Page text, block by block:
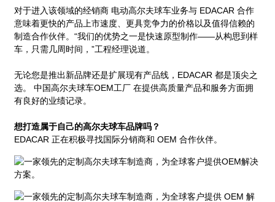
对于进入该领域的经销商 电动高尔夫球车业务与 EDACAR 合作
意味着更快的产品上市速度、更具竞争力的价格以及值得信赖的
制造合作伙伴。“我们的优势之一是快速原型制作——从构思到样
车，只需几周时间，”工程经理说道。
无论您是推出新品牌还是扩展现有产品线，EDACAR 都是顶尖之
选。 中国高尔夫球车OEM工厂在提供高质量产品和服务方面拥
有良好的业绩记录。
想打造属于自己的高尔夫球车品牌吗？
EDACAR 正在积极寻找国际分销商和 OEM 合作伙伴。